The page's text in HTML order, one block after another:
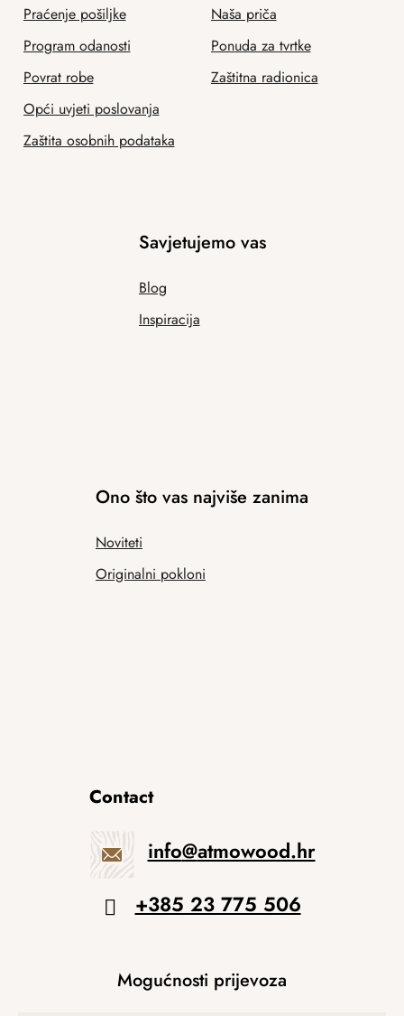
Praćenje pošiljke
Program odanosti
Povrat robe
Opći uvjeti poslovanja
Zaštita osobnih podataka
Naša priča
Ponuda za tvrtke
Zaštitna radionica
Savjetujemo vas
Blog
Inspiracija
Ono što vas najviše zanima
Noviteti
Originalni pokloni
Contact
info@atmowood.hr
+385 23 775 506
Mogućnosti prijevoza